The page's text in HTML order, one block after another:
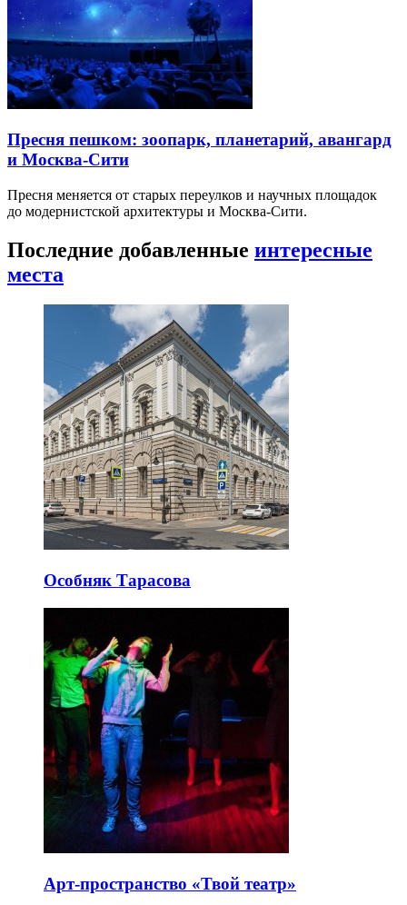
Пресня пешком: зоопарк, планетарий, авангард
и Москва-Сити
Пресня меняется от старых переулков и научных площадок
до модернистской архитектуры и Москва-Сити.
Последние добавленные интересные
места
Особняк Тарасова
Арт-пространство «Твой театр»